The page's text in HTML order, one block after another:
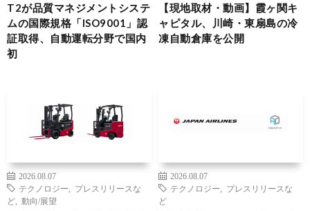
T2が品質マネジメントシステ
ムの国際規格「ISO9001」認
証取得、自動運転分野で国内
初
【現地取材・動画】霞ヶ関キ
ャピタル、川崎・東扇島の冷
凍自動倉庫を公開
2026.08.07
テクノロジー
プレスリリースな
ど
動向/展望
2026.08.07
テクノロジー
プレスリリースな
ど